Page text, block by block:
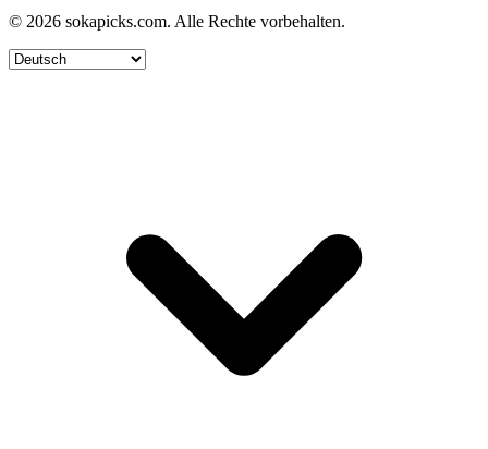
© 2026 sokapicks.com. Alle Rechte vorbehalten.